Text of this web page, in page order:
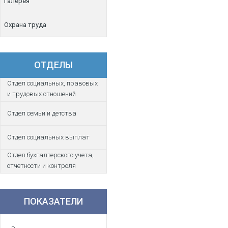
Охрана труда
ОТДЕЛЫ
Отдел социальных, правовых
и трудовых отношений
Отдел семьи и детства
Отдел социальных выплат
Отдел бухгалтерского учета,
отчетности и контроля
ПОКАЗАТЕЛИ